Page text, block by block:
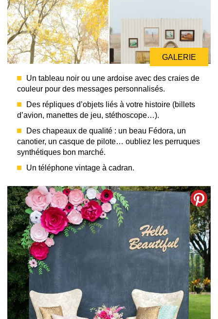
GALERIE
Un tableau noir ou une ardoise avec des craies de
couleur pour des messages personnalisés.
Des répliques d’objets liés à votre histoire (billets
d’avion, manettes de jeu, stéthoscope…).
Des chapeaux de qualité : un beau Fédora, un
canotier, un casque de pilote… oubliez les perruques
synthétiques bon marché.
Un téléphone vintage à cadran.